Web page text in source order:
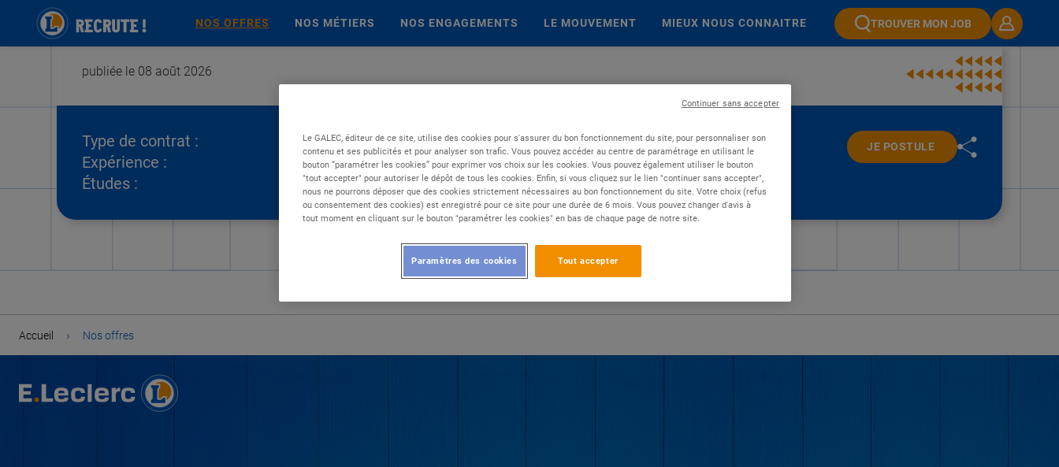
NOS OFFRES NOS MÉTIERS NOS ENGAGEMENTS LE MOUVEMENT MIEUX NOUS CONNAITRE TROUVER MON JOB
publiée le 08 août 2026
Type de contrat :
Expérience :
Études :
JE POSTULE
Accueil › Nos offres
Le GALEC, éditeur de ce site, utilise des cookies pour s'assurer du bon fonctionnement du site, pour personnaliser son
contenu et ses publicités et pour analyser son trafic. Vous pouvez accéder au centre de paramétrage en utilisant le
bouton “paramétrer les cookies” pour exprimer vos choix sur les cookies. Vous pouvez également utiliser le bouton
"tout accepter" pour autoriser le dépôt de tous les cookies. Enfin, si vous cliquez sur le lien "continuer sans accepter",
nous ne pourrons déposer que des cookies strictement nécessaires au bon fonctionnement du site. Votre choix (refus
ou consentement des cookies) est enregistré pour ce site pour une durée de 6 mois. Vous pouvez changer d'avis à
tout moment en cliquant sur le bouton "paramétrer les cookies" en bas de chaque page de notre site.
Tout accepter
Paramètres des cookies
Continuer sans accepter